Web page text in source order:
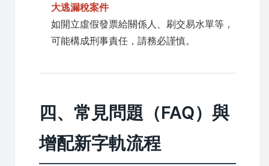
大逃漏稅案件
如開立虛假發票給關係人、刷交易水單等，
可能構成刑事責任，請務必謹慎。
四、常見問題（FAQ）與
增配新字軌流程